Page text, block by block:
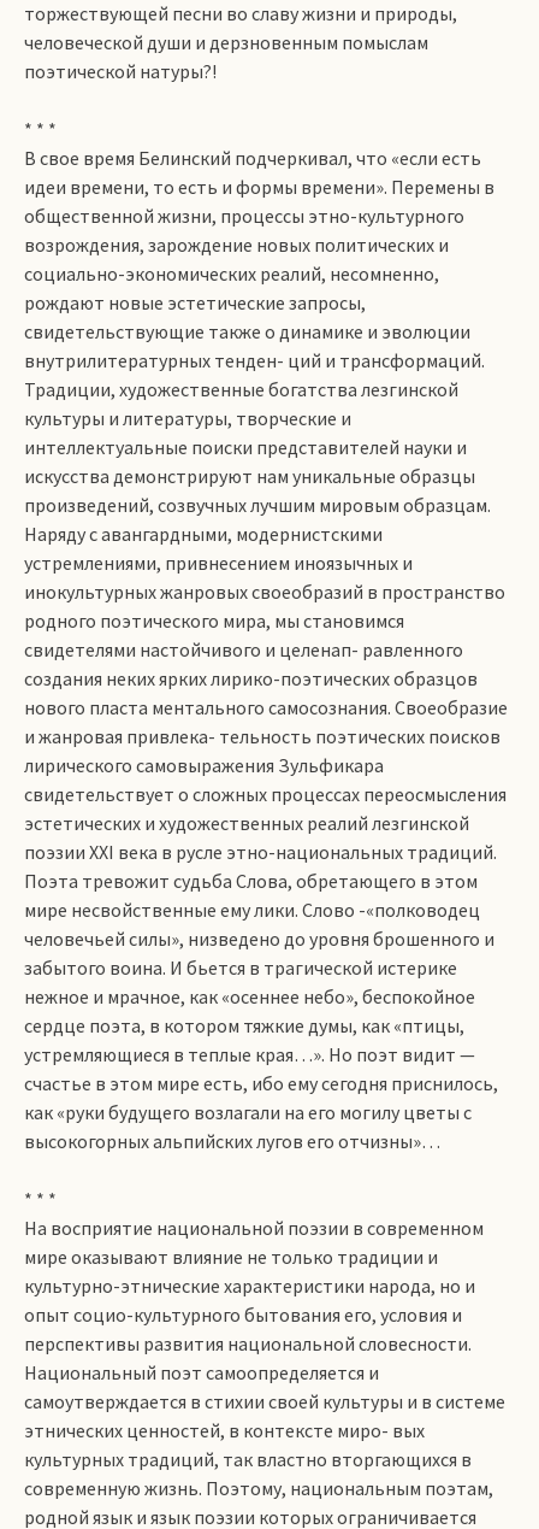
торжествующей песни во славу жизни и природы,
человеческой души и дерзновенным помыслам
поэтической натуры?!
* * *
В свое время Белинский подчеркивал, что «если есть
идеи времени, то есть и формы времени». Перемены в
общественной жизни, процессы этно-культурного
возрождения, зарождение новых политических и
социально-экономических реалий, несомненно,
рождают новые эстетические запросы,
свидетельствующие также о динамике и эволюции
внутрилитературных тенден­- ций и трансформаций.
Традиции, художественные богатства лезгинской
культуры и литературы, творческие и
интеллектуальные поиски представителей науки и
искусства демонстрируют нам уникальные образцы
произведений, созвучных лучшим мировым образцам.
Наряду с авангардными, модернистскими
устремлениями, привнесением иноязычных и
инокультурных жанровых своеобразий в пространство
родного поэтического мира, мы становимся
свидетелями настойчивого и целенап- равленного
создания неких ярких лирико-поэтических образцов
нового пласта ментального самосознания. Своеобразие
и жанровая привле­ка- тельность поэтических поисков
лирического самовыражения Зульфикара
свидетельствует о сложных процессах переосмысления
эстетических и художественных реалий лезгинской
поэзии XXI века в русле этно-национальных тради­ций.
Поэта тревожит судьба Слова, обретающего в этом
мире несвойственные ему лики. Слово -«полководец
человечьей силы», низведено до уровня брошенного и
забытого воина. И бьется в трагической истерике
нежное и мрачное, как «осеннее небо», беспокойное
сердце поэта, в котором тяжкие думы, как «птицы,
устремляющиеся в теплые края…». Но поэт видит —
счастье в этом мире есть, ибо ему сегодня приснилось,
как «руки будущего возлагали на его могилу цветы с
высокогорных альпийских лугов его отчизны»…
* * *
На восприятие национальной поэзии в современном
мире оказывают влияние не только традиции и
культурно-этнические характеристики народа, но и
опыт социо-культурного бытования его, условия и
перспективы развития национальной словесности.
Национальный поэт самоопределяется и
самоутверждается в стихии своей культуры и в системе
этнических ценностей, в контексте миро­- вых
культурных традиций, так властно вторгающихся в
современную жизнь. Поэтому, национальным поэтам,
родной язык и язык поэзии которых ограничивается